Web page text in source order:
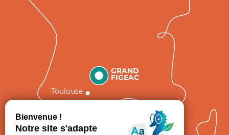
GRAND
FIGEAC
Toulouse